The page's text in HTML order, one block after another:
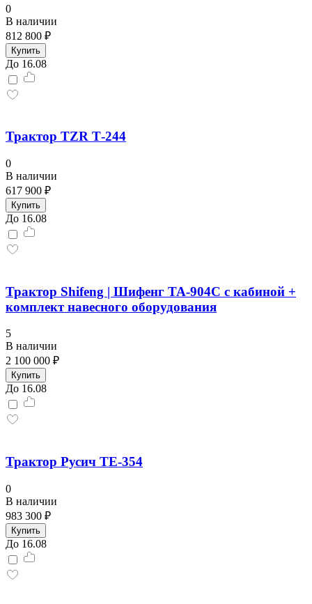
0
В наличии
812 800 ₽
Купить
До 16.08
Трактор TZR Т-244
0
В наличии
617 900 ₽
Купить
До 16.08
Трактор Shifeng | Шифенг TA-904C с кабиной +
комплект навесного оборудования
5
В наличии
2 100 000 ₽
Купить
До 16.08
Трактор Русич ТE-354
0
В наличии
983 300 ₽
Купить
До 16.08